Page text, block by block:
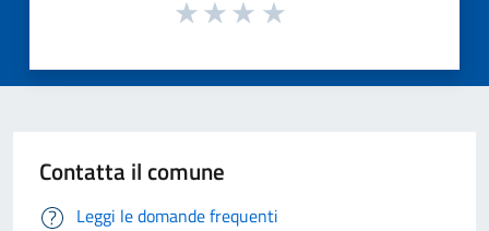
Contatta il comune
Leggi le domande frequenti